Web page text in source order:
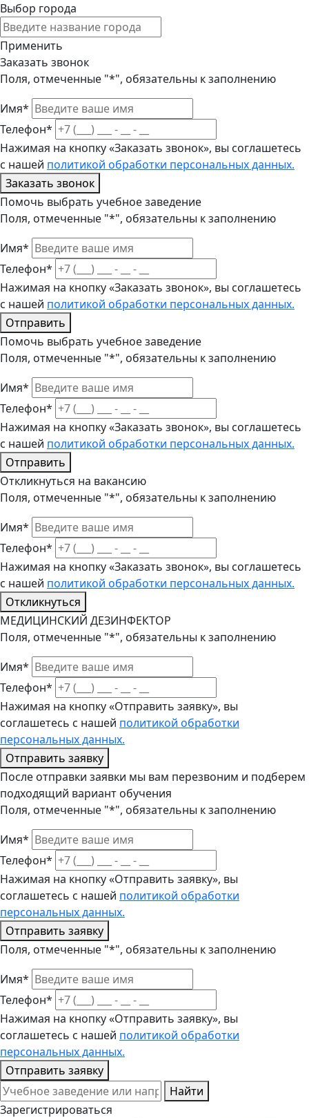
Выбор города
Применить
Заказать звонок
Поля, отмеченные "*", обязательны к заполнению
Имя*
Телефон*
Нажимая на кнопку «Заказать звонок», вы соглашетесь
с нашей политикой обработки персональных данных.
Заказать звонок
Помочь выбрать учебное заведение
Поля, отмеченные "*", обязательны к заполнению
Имя*
Телефон*
Нажимая на кнопку «Заказать звонок», вы соглашетесь
с нашей политикой обработки персональных данных.
Отправить
Помочь выбрать учебное заведение
Поля, отмеченные "*", обязательны к заполнению
Имя*
Телефон*
Нажимая на кнопку «Заказать звонок», вы соглашетесь
с нашей политикой обработки персональных данных.
Отправить
Откликнуться на вакансию
Поля, отмеченные "*", обязательны к заполнению
Имя*
Телефон*
Нажимая на кнопку «Заказать звонок», вы соглашетесь
с нашей политикой обработки персональных данных.
Откликнуться
МЕДИЦИНСКИЙ ДЕЗИНФЕКТОР
Поля, отмеченные "*", обязательны к заполнению
Имя*
Телефон*
Нажимая на кнопку «Отправить заявку», вы
соглашетесь с нашей политикой обработки
персональных данных.
Отправить заявку
После отправки заявки мы вам перезвоним и подберем
подходящий вариант обучения
Поля, отмеченные "*", обязательны к заполнению
Имя*
Телефон*
Нажимая на кнопку «Отправить заявку», вы
соглашетесь с нашей политикой обработки
персональных данных.
Отправить заявку
Поля, отмеченные "*", обязательны к заполнению
Имя*
Телефон*
Нажимая на кнопку «Отправить заявку», вы
соглашетесь с нашей политикой обработки
персональных данных.
Отправить заявку
Найти
Зарегистрироваться